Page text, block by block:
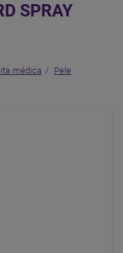
SPRAY
médica
Pele